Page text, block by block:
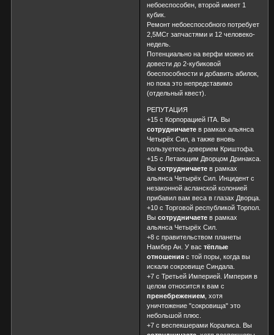
небоеспособен, второй имеет 1
кубик.
Ремонт небоеспособного потребует
2,5MCr запчастями и 12 человеко-
недель.
Потенциально на верфи можно их
довести до 2-кубиковой
боеспособности и добавить абилок,
но пока это непредставимо
(отдельный квест).
РЕПУТАЦИЯ
+15 с Корпорацией ITA. Вы
сотрудничаете в рамках альянса
Четырёх Сил, а также вновь
пользуетесь доверием Криштофа.
+15 c Летающим Дворцом Дринакса.
Высотрудничаете в рамках
альянса Четырёх Сил. Инцидент с
незаконной асланской колонией
прибавил вам веса в глазах Дворца.
+10 с Торговой республикой Торпол.
Высотрудничаете в рамках
альянса Четырёх Сил.
+8 с правительством планеты
Намбер Ан. У вастёплые
отношения с той поры, когда вы
искали сокровище Синдала.
+7 с Третьей Империей. Империя в
целом относится к вам с
пренебрежением , хотя
уничтожение "сокровища" это
небольшой плюс.
+7 с веспекшерами Коралиса. Вы